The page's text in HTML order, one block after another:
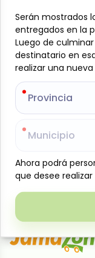
$123
Especificaciones
-
Gelatina de
postre ligero y
sola o
opción deliciosa
Serán mostrados
entregados en la
Luego de
destinatario en
realizar una nueva
Provincia
Municipio
Ahora podrá
que desee
Serán mostrados
entregados en la
Luego de
destinatario en
realizar una nueva
Provincia
Municipio
Ahora podrá
que desee